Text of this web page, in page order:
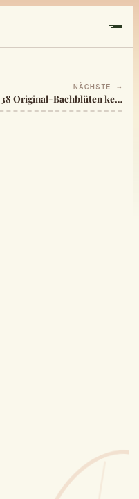
NÄCHSTE →
Die 38 Original-Bachblüten kennenlernen